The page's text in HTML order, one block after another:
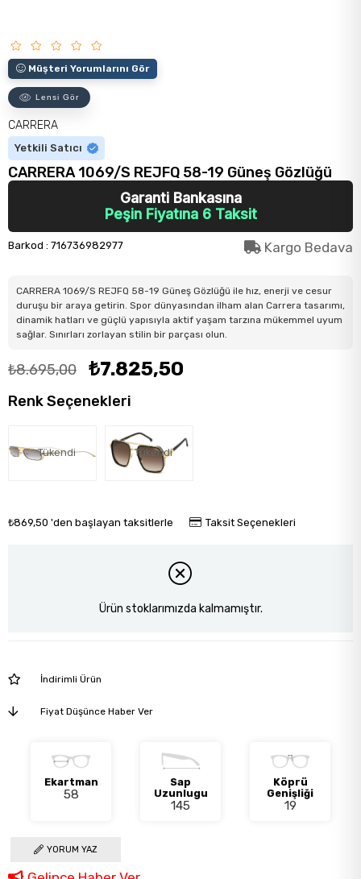
Müşteri Yorumlarını Gör
Lensi Gör
CARRERA
Yetkili Satıcı
CARRERA 1069/S REJFQ 58-19 Güneş Gözlüğü
Garanti Bankasına
Peşin Fiyatına 6 Taksit
Barkod : 716736982977 Kargo Bedava
CARRERA 1069/S REJFQ 58-19 Güneş Gözlüğü ile hız, enerji ve cesur
duruşu bir araya getirin. Spor dünyasından ilham alan Carrera tasarımı,
dinamik hatları ve güçlü yapısıyla aktif yaşam tarzına mükemmel uyum
sağlar. Sınırları zorlayan stilin bir parçası olun.
₺8.695,00 ₺7.825,50
Renk Seçenekleri
Tükendi Tükendi
₺869,50 'den başlayan taksitlerle Taksit Seçenekleri
Ürün stoklarımızda kalmamıştır.
İndirimli Ürün
Fiyat Düşünce Haber Ver
Ekartman
58
Sap
Uzunlugu
145
Köprü
Genişliği
19
YORUM YAZ